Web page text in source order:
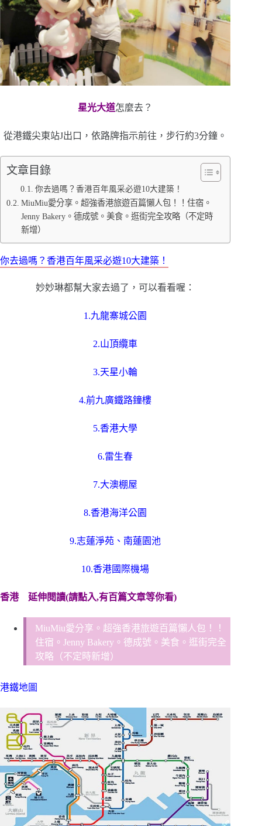
星光大道怎麼去？
從港鐵尖東站J出口，依路牌指示前往，步行約3分鐘。
文章目錄
你去過嗎？香港百年風采必遊10大建築！
MiuMiu愛分享。超強香港旅遊百篇懶人包！！住宿。
Jenny Bakery。德成號。美食。逛街完全攻略（不定時
新增）
你去過嗎？香港百年風采必遊10大建築！
妙妙琳都幫大家去過了，可以看看喔：
1.九龍寨城公園
2.山頂纜車
3.天星小輪
4.前九廣鐵路鐘樓
5.香港大學
6.雷生春
7.大澳棚屋
8.香港海洋公園
9.志蓮淨苑 、 南蓮園池
10.香港國際機場
香港 延伸閱讀(請點入,有百篇文章等你看)
MiuMiu愛分享。超強香港旅遊百篇懶人包！！
住宿。Jenny Bakery。德成號。美食。逛街完全
攻略（不定時新增）
港鐵地圖